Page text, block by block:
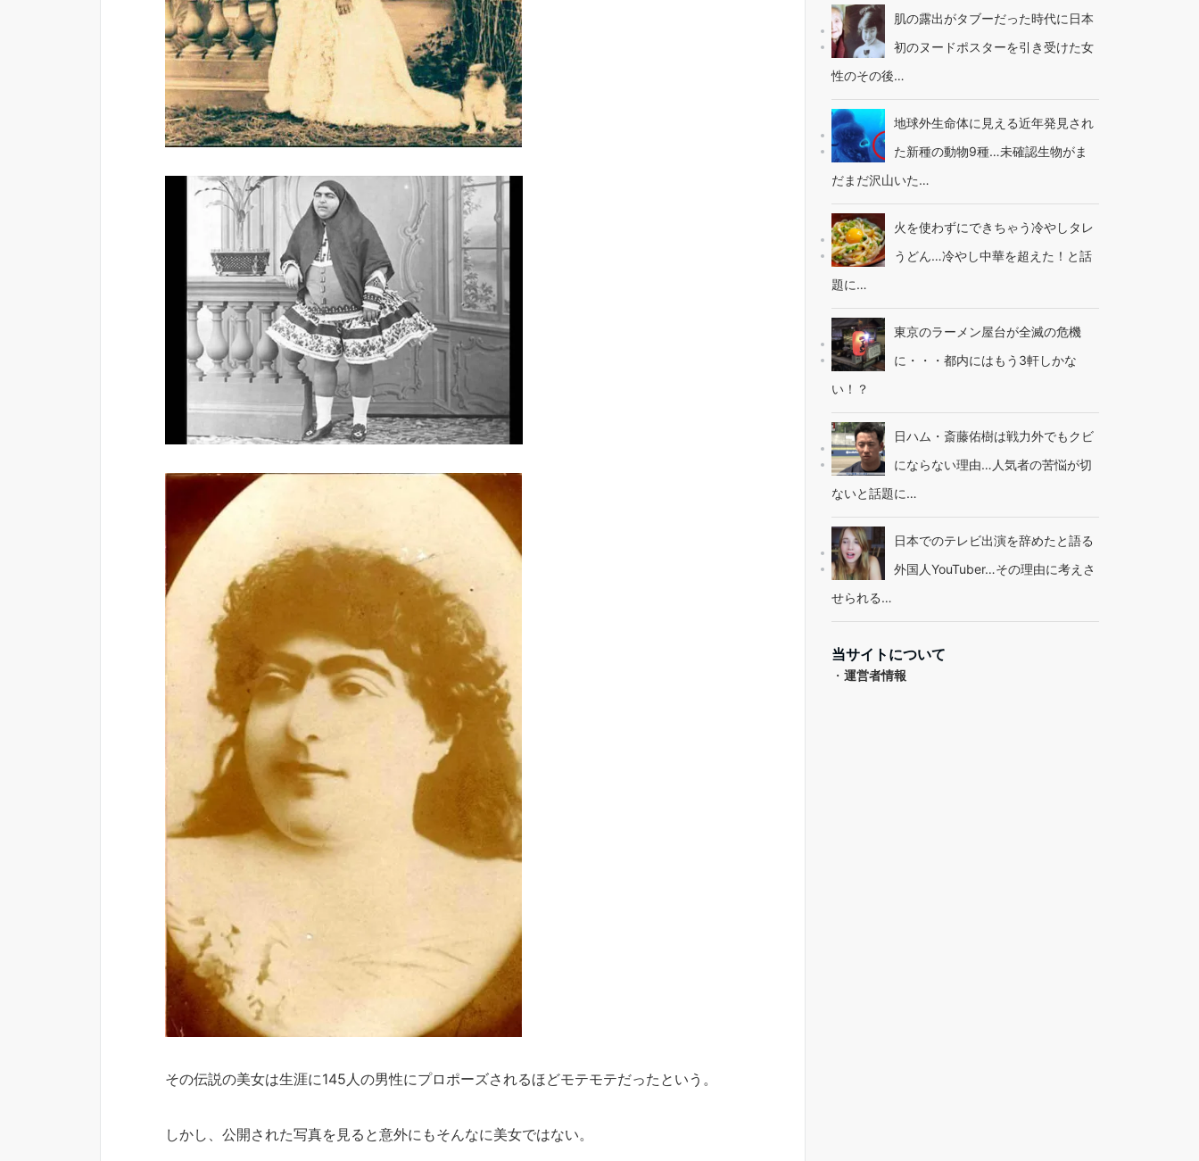
その伝説の美女は生涯に145人の男性にプロポーズされるほどモテモテだったという。
しかし、公開された写真を見ると意外にもそんなに美女ではない。
肌の露出がタブーだった時代に日本
初のヌードポスターを引き受けた女
性のその後…
地球外生命体に見える近年発見され
た新種の動物9種…未確認生物がま
だまだ沢山いた…
火を使わずにできちゃう冷やしタレ
うどん…冷やし中華を超えた！と話
題に…
東京のラーメン屋台が全滅の危機
に・・・都内にはもう3軒しかな
い！？
日ハム・斎藤佑樹は戦力外でもクビ
にならない理由…人気者の苦悩が切
ないと話題に…
日本でのテレビ出演を辞めたと語る
外国人YouTuber…その理由に考えさ
せられる…
当サイトについて
・ 運営者情報